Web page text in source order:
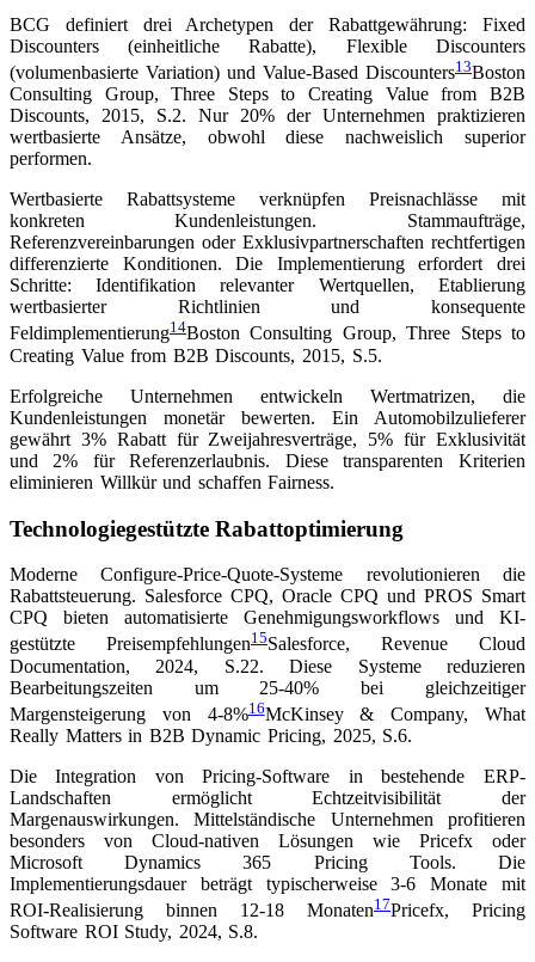
BCG definiert drei Archetypen der Rabattgewährung: Fixed
Discounters (einheitliche Rabatte), Flexible Discounters
(volumenbasierte Variation) und Value-Based Discounters13Boston
Consulting Group, Three Steps to Creating Value from B2B
Discounts, 2015, S.2. Nur 20% der Unternehmen praktizieren
wertbasierte Ansätze, obwohl diese nachweislich superior
performen.
Wertbasierte Rabattsysteme verknüpfen Preisnachlässe mit
konkreten Kundenleistungen. Stammaufträge,
Referenzvereinbarungen oder Exklusivpartnerschaften rechtfertigen
differenzierte Konditionen. Die Implementierung erfordert drei
Schritte: Identifikation relevanter Wertquellen, Etablierung
wertbasierter Richtlinien und konsequente
Feldimplementierung14Boston Consulting Group, Three Steps to
Creating Value from B2B Discounts, 2015, S.5.
Erfolgreiche Unternehmen entwickeln Wertmatrizen, die
Kundenleistungen monetär bewerten. Ein Automobilzulieferer
gewährt 3% Rabatt für Zweijahresverträge, 5% für Exklusivität
und 2% für Referenzerlaubnis. Diese transparenten Kriterien
eliminieren Willkür und schaffen Fairness.
Technologiegestützte Rabattoptimierung
Moderne Configure-Price-Quote-Systeme revolutionieren die
Rabattsteuerung. Salesforce CPQ, Oracle CPQ und PROS Smart
CPQ bieten automatisierte Genehmigungsworkflows und KI-
gestützte Preisempfehlungen15Salesforce, Revenue Cloud
Documentation, 2024, S.22. Diese Systeme reduzieren
Bearbeitungszeiten um 25-40% bei gleichzeitiger
Margensteigerung von 4-8%16McKinsey & Company, What
Really Matters in B2B Dynamic Pricing, 2025, S.6.
Die Integration von Pricing-Software in bestehende ERP-
Landschaften ermöglicht Echtzeitvisibilität der
Margenauswirkungen. Mittelständische Unternehmen profitieren
besonders von Cloud-nativen Lösungen wie Pricefx oder
Microsoft Dynamics 365 Pricing Tools. Die
Implementierungsdauer beträgt typischerweise 3-6 Monate mit
ROI-Realisierung binnen 12-18 Monaten17Pricefx, Pricing
Software ROI Study, 2024, S.8.